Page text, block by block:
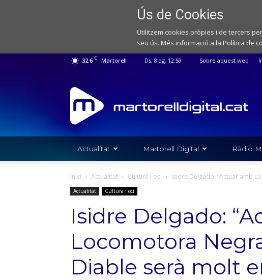
Ús de Cookies
Utilitzem cookies pròpies i de tercers
seu ús. Més informació a la Política de
32.6 C Martorell Ds, 8 ag. 12:59 Sobre aquest web
Web
de
notícies
de
l'Ajuntament
Martorell
Actualitat Martorell Digital Ràdio
Inici Actualitat Cultura i oci Isidre Delgado: “Actuar amb
Actualitat Cultura i oci
Isidre Delgado:
Locomotora
Diable serà molt